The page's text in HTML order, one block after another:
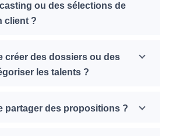
ou des sélections de
client ?
créer des dossiers ou des
les talents ?
partager des propositions ?